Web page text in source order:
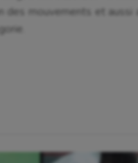
des mouvements et aussi